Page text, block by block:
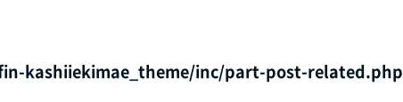
kashiiekimae_theme/inc/part-post-related.php